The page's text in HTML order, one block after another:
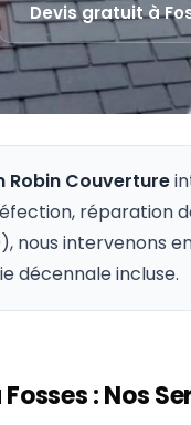
Devis gratuit à
Robin Couverture
réparation
nous intervenons
décennale incluse.
Fosses: Nos